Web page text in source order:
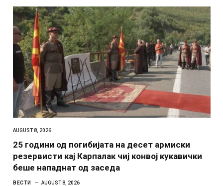
AUGUST 8, 2026
25 години од погибијата на десет армиски
резервисти кај Карпалак чиј конвој кукавички
беше нападнат од заседа
ВЕСТИ AUGUST 8, 2026